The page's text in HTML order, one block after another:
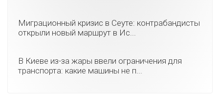
Миграционный кризис в Сеуте: контрабандисты
открыли новый маршрут в Ис...
В Киеве из-за жары ввели ограничения для
транспорта: какие машины не п...